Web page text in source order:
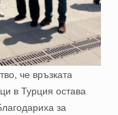
че връзката
в Турция остава
за